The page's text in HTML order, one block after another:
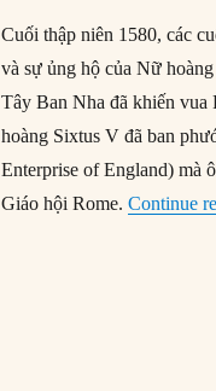
Cuối thập niên 1580, các
và sự ủng hộ của Nữ
Tây Ban Nha đã khiến
hoàng Sixtus V đã ban
Enterprise of England) mà
Giáo hội Rome.Continue